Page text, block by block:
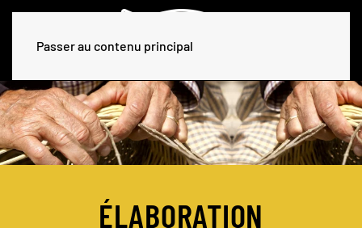
Passer au contenu principal
ÉLABORATION